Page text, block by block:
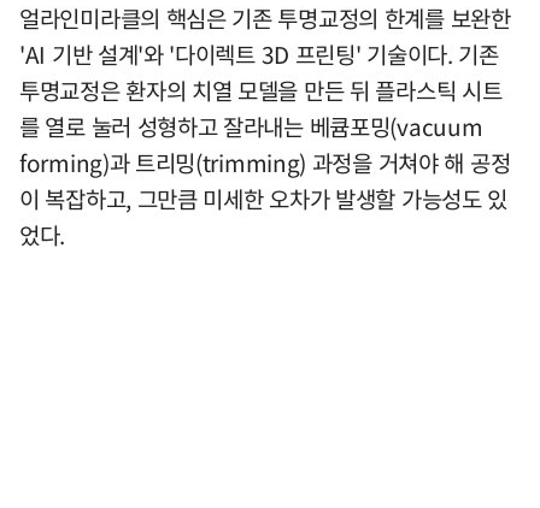
얼라인미라클의 핵심은 기존 투명교정의 한계를 보완한
'AI 기반 설계'와 '다이렉트 3D 프린팅' 기술이다. 기존
투명교정은 환자의 치열 모델을 만든 뒤 플라스틱 시트
를 열로 눌러 성형하고 잘라내는 베큠포밍(vacuum
forming)과 트리밍(trimming) 과정을 거쳐야 해 공정
이 복잡하고, 그만큼 미세한 오차가 발생할 가능성도 있
었다.